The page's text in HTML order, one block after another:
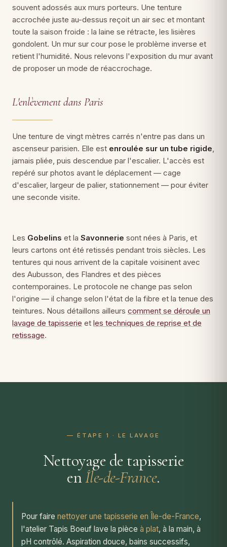
souvent adossés aux murs porteurs. Une tenture
accrochée juste au-dessus reçoit un air sec et montant
toute la saison froide : la laine se rétracte, les lisières
gondolent. Un mur sur cour pose le problème inverse et
retient l'humidité. Nous relevons l'exposition du mur avant
de proposer un mode de réaccrochage.
L'enlèvement dans Paris
Une tenture de vingt mètres carrés n'entre pas dans un
ascenseur parisien. Elle est enroulée sur un tube rigide,
jamais pliée, puis descendue par l'escalier. L'accès est
repéré sur photos avant le déplacement — cage
d'escalier, largeur de palier, stationnement — pour éviter
une seconde visite.
Les Gobelins et la Savonnerie sont nées à Paris, et
leurs cartons ont été retissés pendant trois siècles. Les
tentures qui nous arrivent de la capitale voisinent avec
des Aubusson, des Flandres et des pièces
contemporaines. Le protocole ne change pas selon
l'origine — il change selon l'état de la fibre et la tenue des
teintures. Nous détaillons ailleurs comment se déroule un
lavage de tapisserie et les techniques de reprise et de
retissage.
— ÉTAPE 1 · LE LAVAGE
Nettoyage de tapisserie
enÎle-de-France.
Pour faire nettoyer une tapisserie en Île-de-France,
l'atelier Tapis Boeuf lave la pièce à plat, à la main, à
pH contrôlé. Aspiration douce, bains successifs,